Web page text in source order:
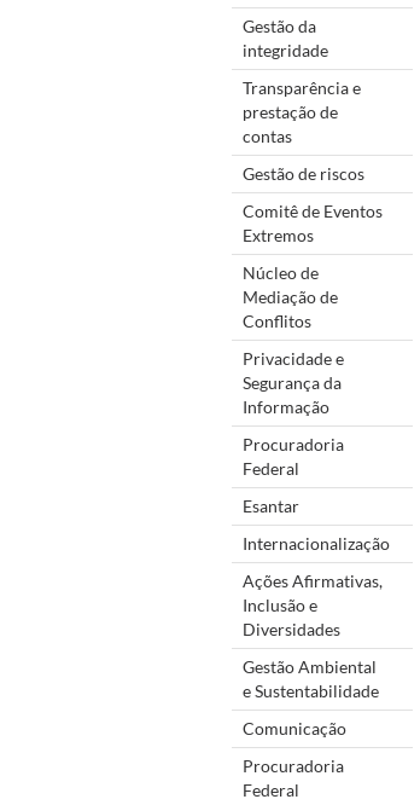
Gestão da
integridade
Transparência e
prestação de
contas
Gestão de riscos
Comitê de Eventos
Extremos
Núcleo de
Mediação de
Conflitos
Privacidade e
Segurança da
Informação
Procuradoria
Federal
Esantar
Internacionalização
Ações Afirmativas,
Inclusão e
Diversidades
Gestão Ambiental
e Sustentabilidade
Comunicação
Procuradoria
Federal